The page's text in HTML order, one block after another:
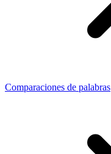
Comparaciones de palabras